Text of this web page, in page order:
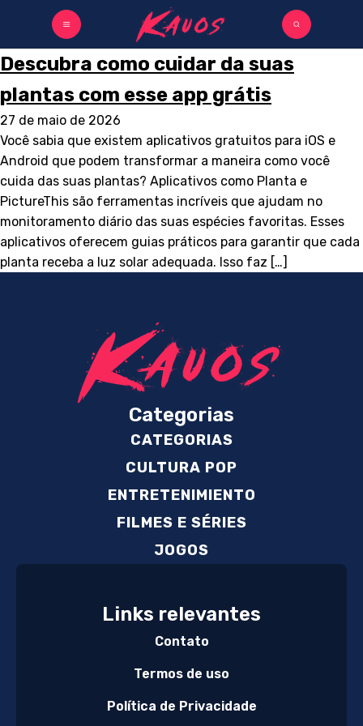
Descubra como cuidar da suas
plantas com esse app grátis
27 de maio de 2026
Você sabia que existem aplicativos gratuitos para iOS e
Android que podem transformar a maneira como você
cuida das suas plantas? Aplicativos como Planta e
PictureThis são ferramentas incríveis que ajudam no
monitoramento diário das suas espécies favoritas. Esses
aplicativos oferecem guias práticos para garantir que cada
planta receba a luz solar adequada. Isso faz […]
Categorias
CATEGORIAS
CULTURA POP
ENTRETENIMIENTO
FILMES E SÉRIES
JOGOS
Links relevantes
Contato
Termos de uso
Política de Privacidade